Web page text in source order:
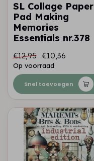
SL Collage Paper
Pad Making
Memories
Essentials nr.378
€12,95 €10,36
Op voorraad
Snel toevoegen